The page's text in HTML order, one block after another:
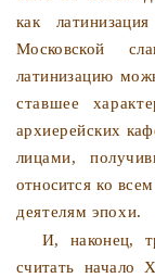
как
Московской
латинизацию
ставшее
архиерейских
лицами,
относится ко
деятелям эпохи.
И, наконец,
счи­тать начало